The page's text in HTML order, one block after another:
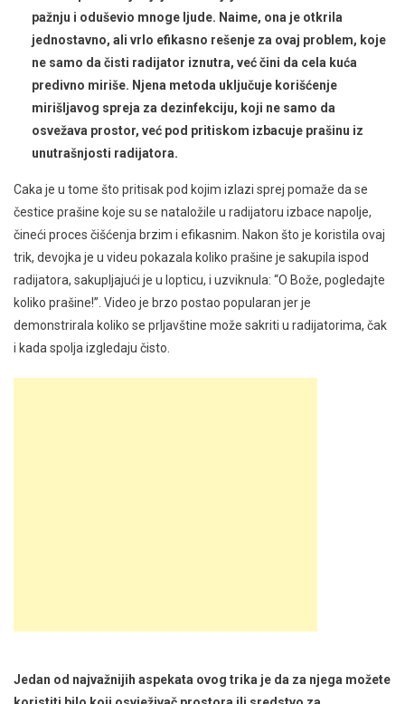
pažnju i oduševio mnoge ljude. Naime, ona je otkrila
jednostavno, ali vrlo efikasno rešenje za ovaj problem, koje
ne samo da čisti radijator iznutra, već čini da cela kuća
predivno miriše. Njena metoda uključuje korišćenje
mirišljavog spreja za dezinfekciju, koji ne samo da
osvežava prostor, već pod pritiskom izbacuje prašinu iz
unutrašnjosti radijatora.
Caka je u tome što pritisak pod kojim izlazi sprej pomaže da se
čestice prašine koje su se nataložile u radijatoru izbace napolje,
čineći proces čišćenja brzim i efikasnim. Nakon što je koristila ovaj
trik, devojka je u videu pokazala koliko prašine je sakupila ispod
radijatora, sakupljajući je u lopticu, i uzviknula: “O Bože, pogledajte
koliko prašine!”. Video je brzo postao popularan jer je
demonstrirala koliko se prljavštine može sakriti u radijatorima, čak
i kada spolja izgledaju čisto.
Jedan od najvažnijih aspekata ovog trika je da za njega možete